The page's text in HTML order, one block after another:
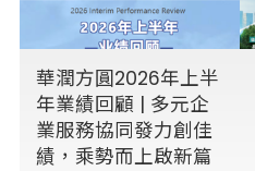
華潤方圓2026年上半
年業績回顧 | 多元企
業服務協同發力創佳
績，乘勢而上啟新篇